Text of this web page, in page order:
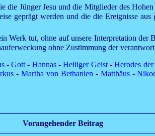
die JüngerJesu und die Mitglieder des Hohen
geprägt werden und die die Ereignisse
Werk tut, ohne auf unsere Interpretation
ohne Zustimmung der
-Gott - Hannas-Heiliger Geist-Herodes
-Martha von Bethanien - Matthäus-
Vorangehender Beitrag